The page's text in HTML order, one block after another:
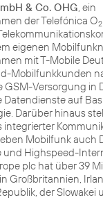
& Co. OHG, ein
der Telefónica O2
eigenen
mit T-Mobile
Mobilfunkkunden
GSM-Versorgung in
Datendienste auf
Darüber hinaus
integrierter
Mobilfunk auch
und Highspeed-
plc hat über 39
Großbritannien,
der Slowakei